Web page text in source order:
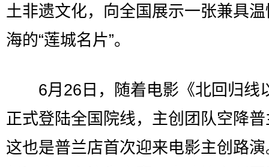
土非遗文化，向全国展示一张兼具
海的“莲城名片”。
6月26日，随着电影《北回归线
正式登陆全国院线，主创团队空降
这也是普兰店首次迎来电影主创路